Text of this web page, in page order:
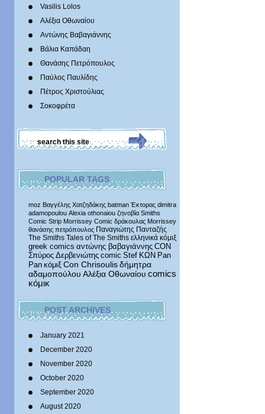
Vasilis Lolos
Αλέξια Οθωναίου
Αντώνης Βαβαγιάννης
Βάλια Καπάδαη
Θανάσης Πετρόπουλος
Παύλος Παυλίδης
Πέτρος Χριστούλιας
Σοκοφρέτα
POPULAR TAGS
moz Βαγγέλης Χατζηδάκης batman Έκτορας dimitra
adamopoulou Alexia othonaiou ζηνοβία Smiths
Comic Strip Morrissey Comic δράκουλας Morrissey
θανάσης πετρόπουλος Παναγιώτης Πανταζής
The Smiths Tales of The Smiths ελληνικά κόμιξ
greek comics αντώνης βαβαγιάννης CON
Σπύρος Δερβενιώτης comic Stef ΚΩΝ Pan
Pan κόμιξ Con Chrisoulis δήμητρα
αδαμοπούλου Αλέξια Οθωναίου comics
κόμικ
POST ARCHIVES
January 2021
December 2020
November 2020
October 2020
September 2020
August 2020